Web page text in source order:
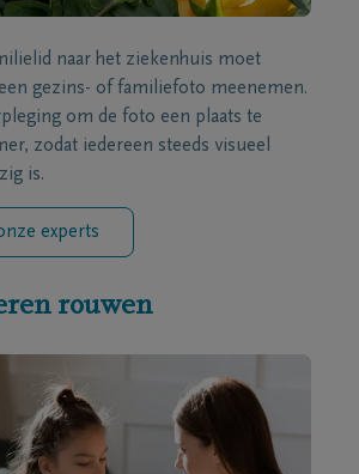
naar het ziekenhuis moet
gezins- of familiefoto meenemen.
om de foto een plaats te
zodat iedereen steeds visueel
is.
experts
rouwen